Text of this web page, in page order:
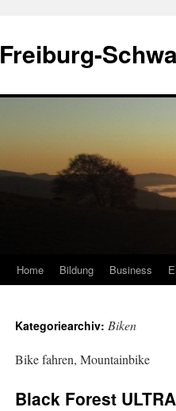
springen
Freiburg-
Home Bildung Business
Kategoriearchiv: Biken
Bike fahren, Mountainbike
Black Forest